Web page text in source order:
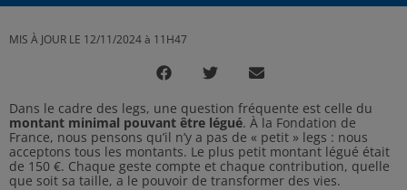
MIS À JOUR LE 12/11/2024 à 11H47
Dans le cadre des legs, une question fréquente est celle du
montant minimal pouvant être légué. À la Fondation de
France, nous pensons qu’il n’y a pas de « petit » legs : nous
acceptons tous les montants. Le plus petit montant légué était
de 150 €. Chaque geste compte et chaque contribution, quelle
que soit sa taille, a le pouvoir de transformer des vies.